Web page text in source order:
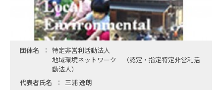
団体名
特定非営利活動法人
地域環境ネットワーク （認定・指定特定非営利活
動法人）
代表者氏名
三浦 逸朗